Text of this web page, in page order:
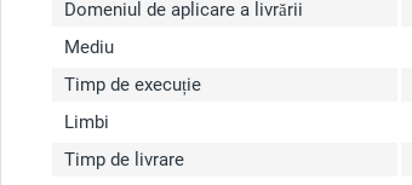
Domeniul de aplicare a livrării
Mediu
Timp de execuție
Limbi
Timp de livrare